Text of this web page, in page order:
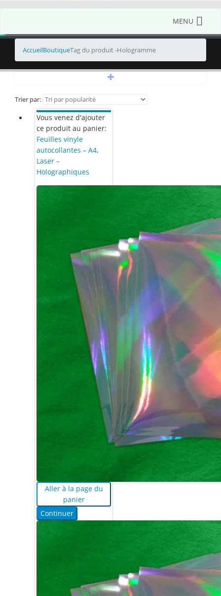
MENU
AccueilBoutiqueTag du produit -Hologramme
+
Trier par:
Vous venez d'ajouter
ce produit au panier:
Feuilles vinyle
autocollantes – A4,
Laser –
Holographiques
Aller à la page du
panier
Continuer